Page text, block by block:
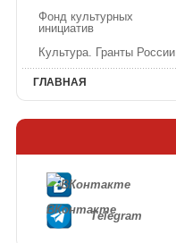
Фонд культурных
инициатив
Культура. Гранты России
ГЛАВНАЯ
ВКонтактеTelegram